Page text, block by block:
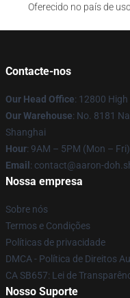
Oferecido no país de
Contacte-nos
Our Head Office: 12800 High
Our Warehouse: No. 8181
Shanghai
Hour: 9AM – 5PM (Mon – Fri)
Email : contact@aaron-
Nossa empresa
Sobre nós
Termos e Condições
Políticas de privacidade
DMCA - Política de Direitos
CA SB657: Lei de
Nosso Suporte